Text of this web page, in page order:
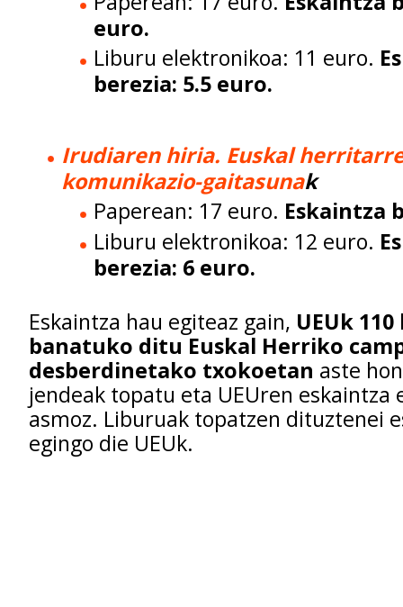
euro.
Liburu elektronikoa: 11 euro.
berezia: 5.5 euro.
Irudiaren hiria. Euskal
komunikazio-gaitasunak
Paperean: 17 euro. Eskaintza
Liburu elektronikoa: 12 euro.
berezia: 6 euro.
Eskaintza hau egiteaz gain, UEUk
banatuko ditu Euskal Herriko
desberdinetako txokoetan aste
jendeak topatu eta UEUren eskaintza
asmoz. Liburuak topatzen dituztenei
egingo die UEUk.